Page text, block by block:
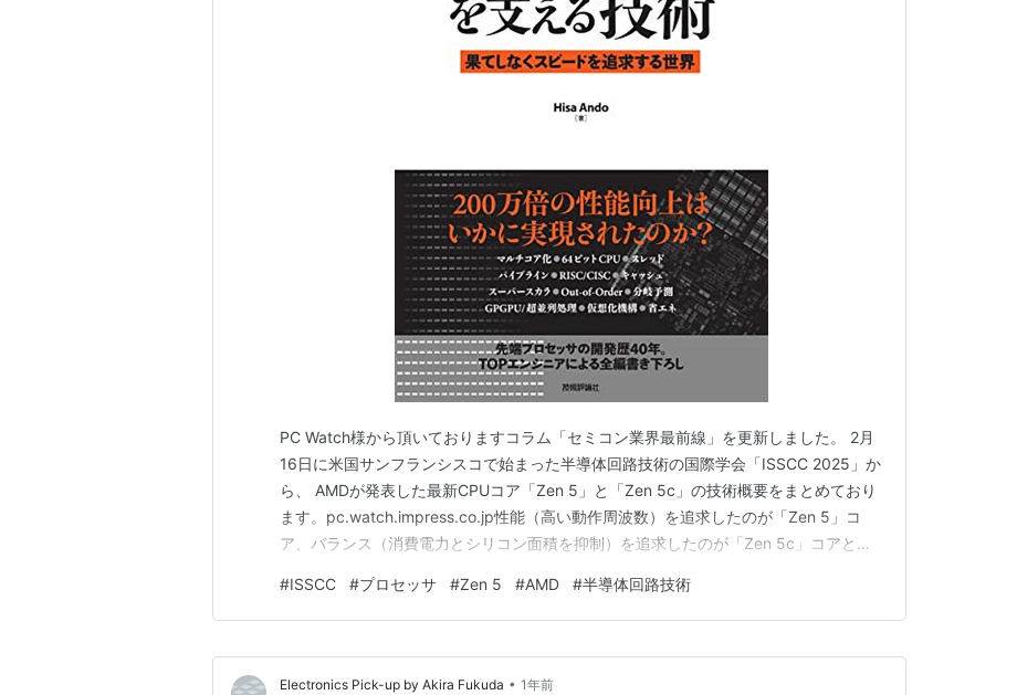
PC Watch様から頂いておりますコラム「セミコン業界最前線」を更新しました。 2月
16日に米国サンフランシスコで始まった半導体回路技術の国際学会「ISSCC 2025」か
ら、 AMDが発表した最新CPUコア「Zen 5」と「Zen 5c」の技術概要をまとめており
ます。pc.watch.impress.co.jp性能（高い動作周波数）を追求したのが「Zen 5」コ
ア、バランス（消費電力とシリコン面積を抑制）を追求したのが「Zen 5c」コアとい
も同じ。最大動作周波数はZen 5が5GHz超、Zen 5cが少し低め…
#ISSCC #プロセッサ #Zen 5 #AMD #半導体回路技術
Electronics Pick-up by Akira Fukuda • 1年前